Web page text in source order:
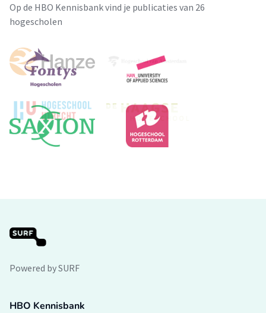
Op de HBO Kennisbank vind je publicaties van 26
hogescholen
Powered by SURF
HBO Kennisbank